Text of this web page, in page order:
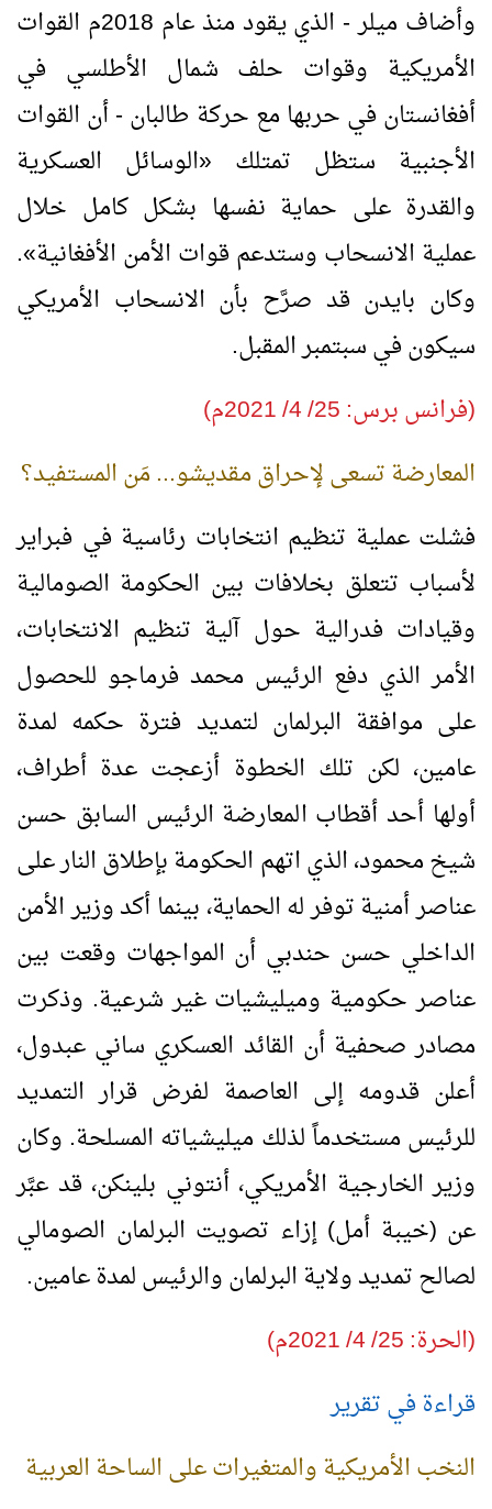
وأضاف ميلر - الذي يقود منذ عام 2018م القوات
الأمريكية وقوات حلف شمال الأطلسي في
أفغانستان في حربها مع حركة طالبان - أن القوات
الأجنبية ستظل تمتلك «الوسائل العسكرية
والقدرة على حماية نفسها بشكل كامل خلال
عملية الانسحاب وستدعم قوات الأمن الأفغانية»
.
وكان بايدن قد صرَّح بأن الانسحاب الأمريكي
سيكون في سبتمبر المقبل.
(فرانس برس: 25/ 4/ 2021م)
المعارضة تسعى لإحراق مقديشو... مَن المستفيد؟
فشلت عملية تنظيم انتخابات رئاسية في فبراير
لأسباب تتعلق بخلافات بين الحكومة الصومالية
وقيادات فدرالية حول آلية تنظيم الانتخابات،
الأمر الذي دفع الرئيس محمد فرماجو للحصول
على موافقة البرلمان لتمديد فترة حكمه لمدة
عامين، لكن تلك الخطوة أزعجت عدة أطراف،
أولها أحد أقطاب المعارضة الرئيس السابق حسن
شيخ محمود، الذي اتهم الحكومة بإطلاق النار على
عناصر أمنية توفر له الحماية، بينما أكد وزير الأمن
الداخلي حسن حندبي أن المواجهات وقعت بين
عناصر حكومية وميليشيات غير شرعية. وذكرت
مصادر صحفية أن القائد العسكري ساني عبدول،
أعلن قدومه إلى العاصمة لفرض قرار التمديد
للرئيس مستخدماً لذلك ميليشياته المسلحة. وكان
وزير الخارجية الأمريكي، أنتوني بلينكن، قد عبَّر
عن (خيبة أمل) إزاء تصويت البرلمان الصومالي
لصالح تمديد ولاية البرلمان والرئيس لمدة عامين.
(الحرة: 25/ 4/ 2021م)
قراءة في تقرير
النخب الأمريكية والمتغيرات على الساحة العربية